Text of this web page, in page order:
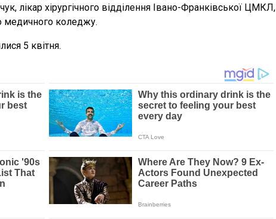
лікар хірургічного відділення Івано-Франківської ЦМКЛ,
медичного коледжу.
5 квітня.